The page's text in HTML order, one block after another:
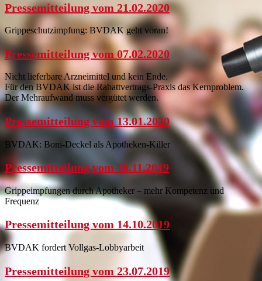
Pressemitteilung vom 21.02.2020
Grippeschutzimpfung: BVDAK geht voran!
Pressemitteilung vom 07.02.2020
Nicht lieferbare Arzneimittel und kein Ende.
Für den BVDAK ist die Rabattvertrags-Praxis das Kernproblem.
Der Mehraufwand muss vergütet werden.
Pressemitteilung vom 13.01.2020
BVDAK: Boni-Deckel als Apotheken-Killer
Pressemitteilung vom 18.11.2019
Grippeimpfungen durch Apotheker – mehr Kompetenz und
Frequenz
Pressemitteilung vom 14.10.2019
BVDAK fordert Vollgas-Lobbyarbeit
Pressemitteilung vom 23.07.2019